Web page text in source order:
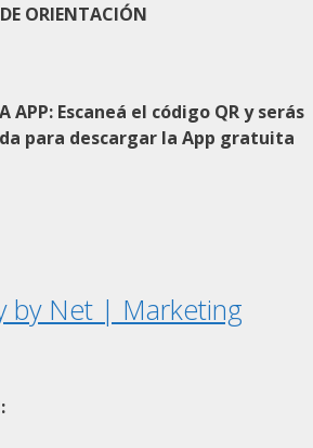
ORIENTACIÓN
APP: Escaneá el código QR y serás
para descargar la App gratuita
by Net | Marketing